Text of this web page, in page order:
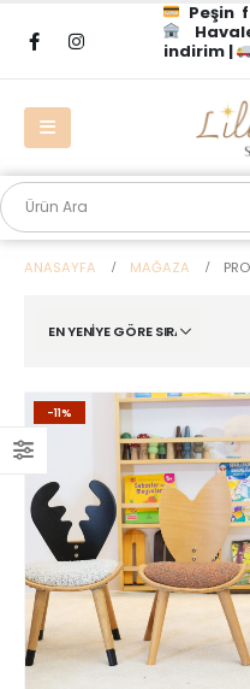
Peşin
indirim |
ANASAYFA MAĞAZA
-11%